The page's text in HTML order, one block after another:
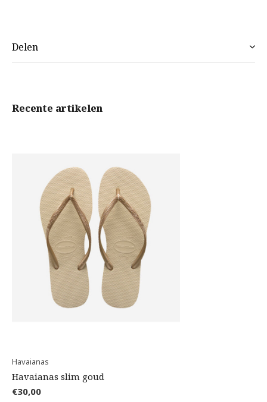
Delen
Recente artikelen
Havaianas
Havaianas slim goud
€30,00